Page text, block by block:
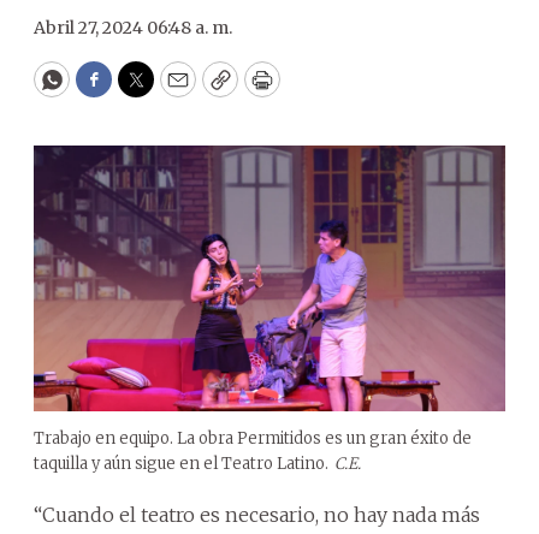
Abril 27, 2024 06:48 a. m.
WhatsApp
Facebook
Twitter
EmailCopyPrint
Trabajo en equipo. La obra Permitidos es un gran éxito de
taquilla y aún sigue en el Teatro Latino. C.E.
“Cuando el teatro es necesario, no hay nada más